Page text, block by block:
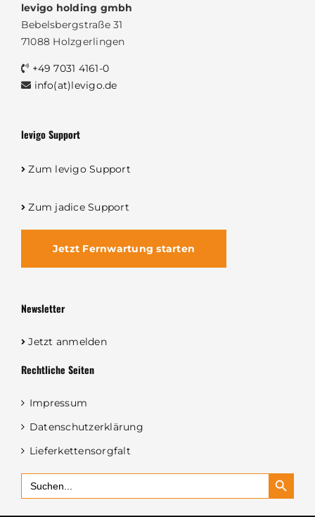
levigo holding gmbh
Bebelsbergstraße 31
71088 Holzgerlingen
+49 7031 4161-0
info(at)levigo.de
levigo Support
Zum levigo Support
Zum jadice Support
Jetzt Fernwartung starten
Newsletter
Jetzt anmelden
Rechtliche Seiten
Impressum
Datenschutzerklärung
Lieferkettensorgfalt
Search
for:
Search Button